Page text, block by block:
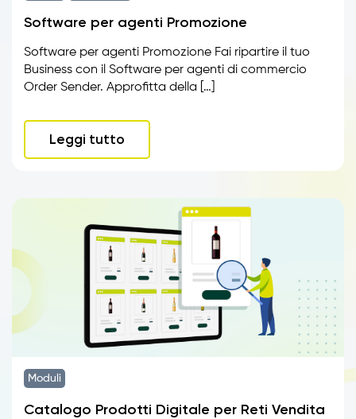
Software per agenti Promozione
Software per agenti Promozione Fai ripartire il tuo
Business con il Software per agenti di commercio
Order Sender. Approfitta della […]
Leggi tutto
Moduli
Catalogo Prodotti Digitale per Reti Vendita